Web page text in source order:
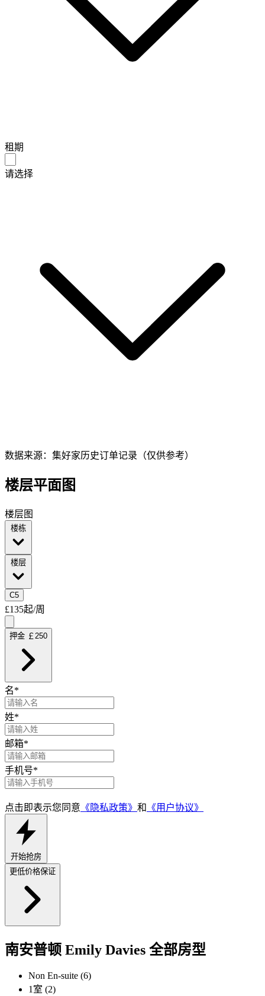
租期
请选择
数据来源：集好家历史订单记录（仅供参考）
楼层平面图
楼层图
C5
£135起/周
押金 ￡250
名*
姓*
邮箱*
手机号*
点击即表示您同意 《隐私政策》 和 《用户协议》
开始抢房
更低价格保证
南安普顿 Emily Davies 全部房型
Non En-suite (6)
1室 (2)